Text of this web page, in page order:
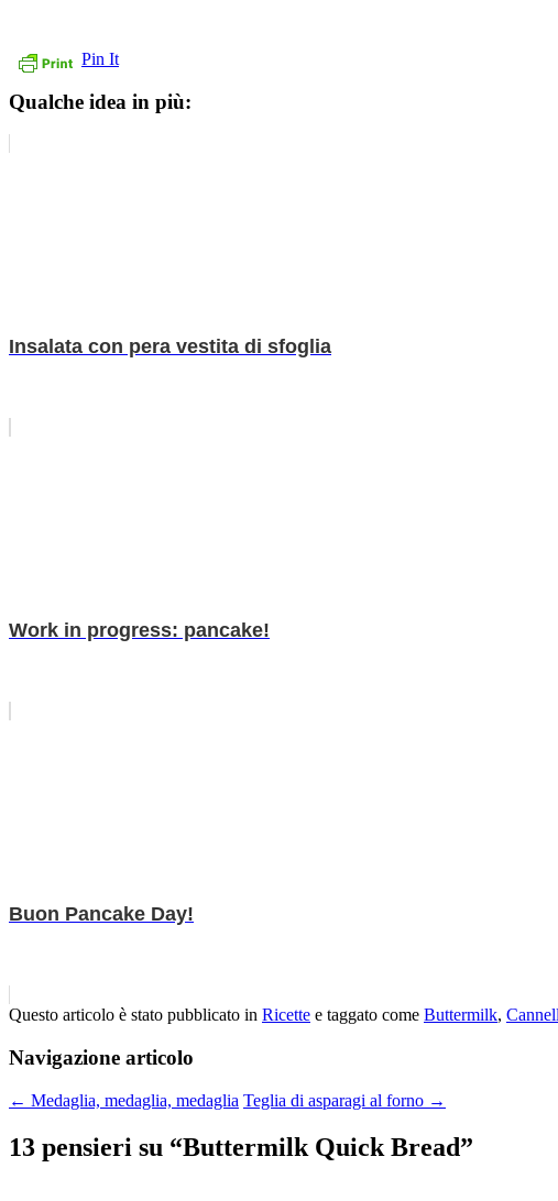
Pin It
Qualche idea in più:
Insalata con pera vestita di sfoglia
Work in progress: pancake!
Buon Pancake Day!
Questo articolo è stato pubblicato in Ricette e taggato come Buttermilk,
Navigazione articolo
← Medaglia, medaglia, medaglia Teglia di asparagi al forno →
13 pensieri su “Buttermilk Quick Bread”